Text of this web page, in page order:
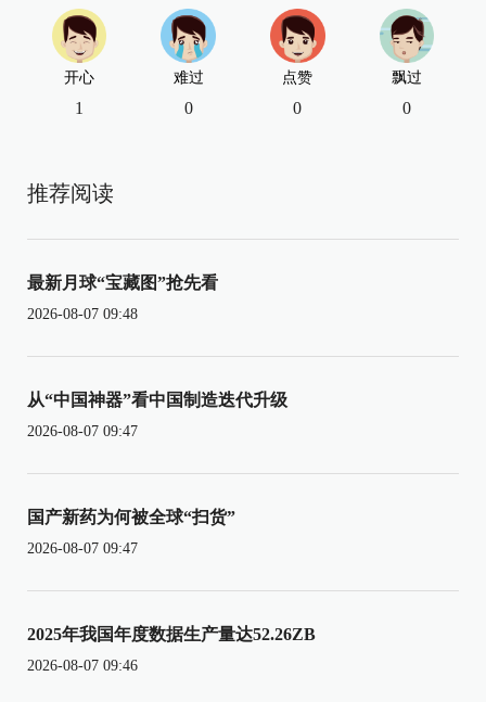
开心
1
难过
0
点赞
0
飘过
0
推荐阅读
最新月球“宝藏图”抢先看
2026-08-07 09:48
从“中国神器”看中国制造迭代升级
2026-08-07 09:47
国产新药为何被全球“扫货”
2026-08-07 09:47
2025年我国年度数据生产量达52.26ZB
2026-08-07 09:46